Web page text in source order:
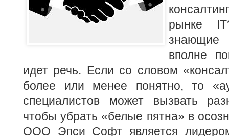
рынке
знающие
вполне
идет речь. Если со словом
более или менее понятно, то
специалистов может вызвать
чтобы убрать «белые пятна» в
ООО Эпси Софт является